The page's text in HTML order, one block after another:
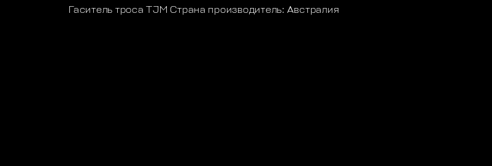
Гаситель троса TJM Страна производитель: Австралия